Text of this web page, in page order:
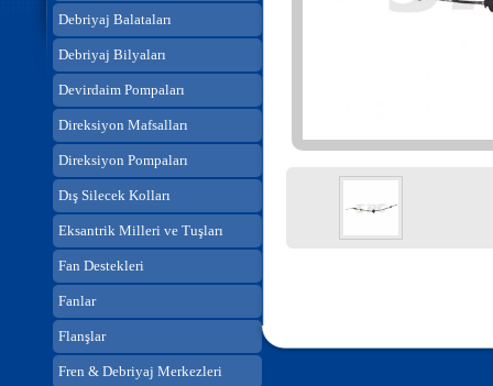
Debriyaj Balataları
Debriyaj Bilyaları
Devirdaim Pompaları
Direksiyon Mafsalları
Direksiyon Pompaları
Dış Silecek Kolları
Eksantrik Milleri ve Tuşları
Fan Destekleri
Fanlar
Flanşlar
Fren & Debriyaj Merkezleri